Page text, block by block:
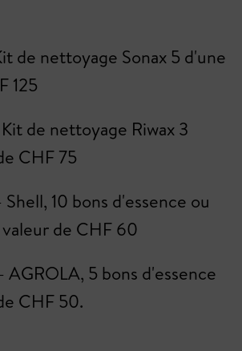
de nettoyage Sonax 5 d'une
125
de nettoyage Riwax 3
CHF 75
Shell, 10 bons d'essence ou
de CHF 60
AGROLA, 5 bons d'essence
CHF 50.